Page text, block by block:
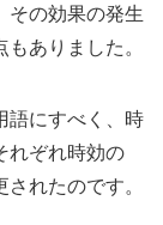
その効果の発生
ありました。
語にすべく、時
れぞれ時効の
れたのです。